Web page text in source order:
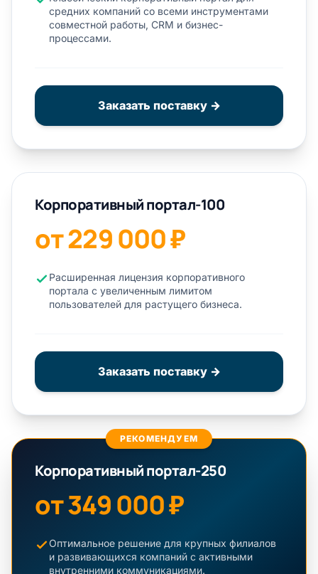
средних компаний со всеми инструментами
совместной работы, CRM и бизнес-
процессами.
Заказать поставку →
Корпоративный портал-100
от 229 000 ₽
Расширенная лицензия корпоративного
портала с увеличенным лимитом
пользователей для растущего бизнеса.
Заказать поставку →
РЕКОМЕНДУЕМ
Корпоративный портал-250
от 349 000 ₽
Оптимальное решение для крупных филиалов
и развивающихся компаний с активными
внутренними коммуникациями.